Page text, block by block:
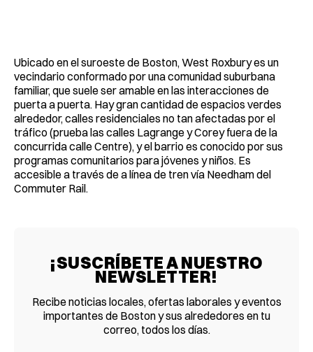
Ubicado en el suroeste de Boston, West Roxbury es un
vecindario conformado por una comunidad suburbana
familiar, que suele ser amable en las interacciones de
puerta a puerta. Hay gran cantidad de espacios verdes
alrededor, calles residenciales no tan afectadas por el
tráfico (prueba las calles Lagrange y Corey fuera de la
concurrida calle Centre), y el barrio es conocido por sus
programas comunitarios para jóvenes y niños. Es
accesible a través de a línea de tren vía Needham del
Commuter Rail.
¡SUSCRÍBETE A NUESTRO
NEWSLETTER!
Recibe noticias locales, ofertas laborales y eventos
importantes de Boston y sus alrededores en tu
correo, todos los días.